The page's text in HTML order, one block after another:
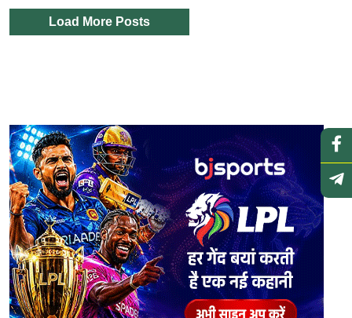
Load More Posts